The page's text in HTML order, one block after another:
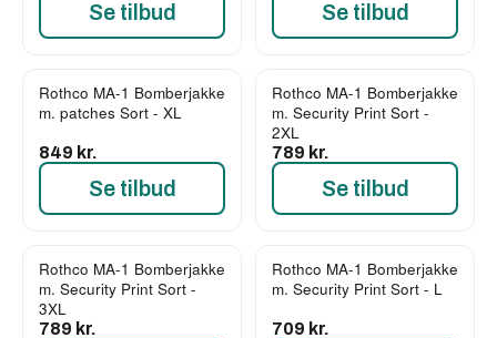
Se tilbud Se tilbud
Rothco MA-1 Bomberjakke
m. patches Sort - XL
849 kr.
Se tilbud
Rothco MA-1 Bomberjakke
m. Security Print Sort -
2XL
789 kr.
Se tilbud
Rothco MA-1 Bomberjakke
m. Security Print Sort -
3XL
789 kr.
Rothco MA-1 Bomberjakke
m. Security Print Sort - L
709 kr.